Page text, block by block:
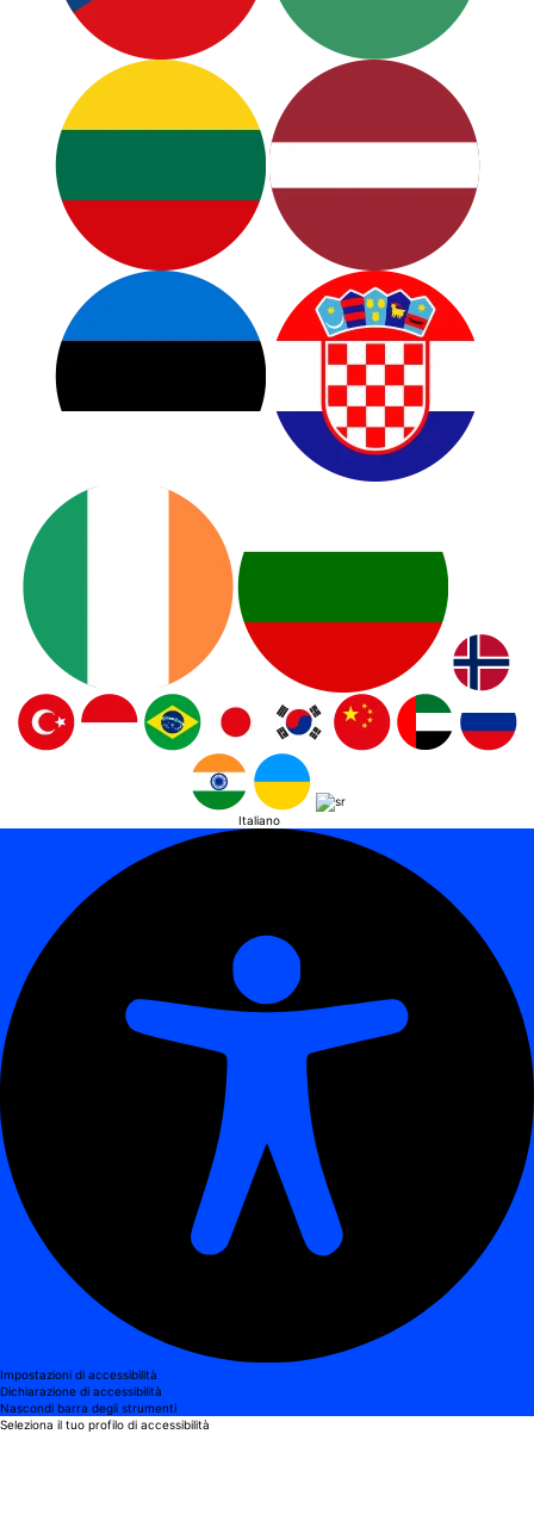
Italiano
Impostazioni di accessibilità
Dichiarazione di accessibilità
Nascondi barra degli strumenti
Seleziona il tuo profilo di accessibilità